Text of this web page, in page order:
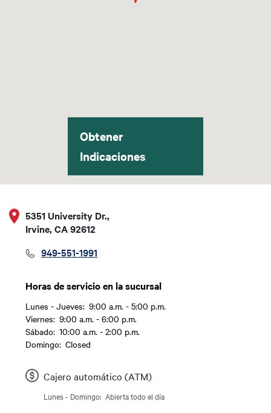
Obtener
Indicaciones
5351 University Dr.,
Irvine, CA 92612
949-551-1991
Horas de servicio en la sucursal
Día
Time slot
Lunes - Jueves: 9:00 a.m. - 5:00 p.m.
Viernes: 9:00 a.m. - 6:00 p.m.
Sábado: 10:00 a.m. - 2:00 p.m.
Domingo: Closed
Cajero automático (ATM)
Día
Time slot
Lunes - Domingo: Abierta todo el día